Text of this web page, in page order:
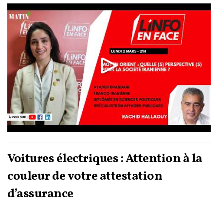
Azadeh Khandani, franco-Iranienne, diplômée en sciences
politiques et spécialiste en affaires publiques.
Voitures électriques : Attention à la
couleur de votre attestation
d’assurance